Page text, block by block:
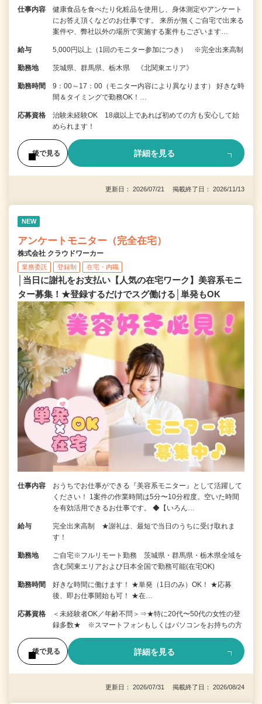
仕事内容
健康食品を食べたり化粧品を使用し、身体測定やアンケート
にお答え頂くなどのお仕事です。 来所が無くご自宅で出来る
案件や、弊社以外の場所で実施する案件もございます…
給与 5,000円以上（1回のモニター参加につき） ※完全出来高制
勤務地 茨城県、群馬県、栃木県 《北関東エリア》
勤務時間
9：00～17：00（モニター内容により異なります） 好きな時
間＆タイミングで勤務OK！…
応募資格
治験未経験OK 18歳以上であれば初めての方も安心して始
められます！
後で見る 詳細を見る
更新日： 2026/07/21 掲載終了日： 2026/11/13
NEW
アンケートモニター（完全在宅）
株式会社 クラウドワーカー
業務委託 登録制 在宅・内職
│当日に謝礼をお支払い【人気の在宅ワーク】美容系モニ
ター募集！★登録するだけでスグ働ける│単発もOK
仕事内容
おうちでお仕事ができる『美容系モニター』として活躍して
ください！ 1案件の作業時間は5分〜10分程度。空いた時間
を有効活用できるお仕事です。 ◆【いろん…
給与
完全出来高制 ★謝礼は、最短で当日のうちに受け取れま
す！
勤務地
ご自宅※フルリモート勤務 茨城県・群馬県・栃木県全域を
含む関東エリアおよび日本全国で勤務可能(在宅OK)
勤務時間
好きな時間に働けます！ ★単発（1日のみ）OK！ ★応募
後、即お仕事開始も可！ ★在…
応募資格
＜未経験者OK／年齢不問＞⇒★特に20代〜50代の女性の登
録多数★ ※スマートフォンもしくはパソコンをお持ちの方
後で見る 詳細を見る
更新日： 2026/07/31 掲載終了日： 2026/08/24